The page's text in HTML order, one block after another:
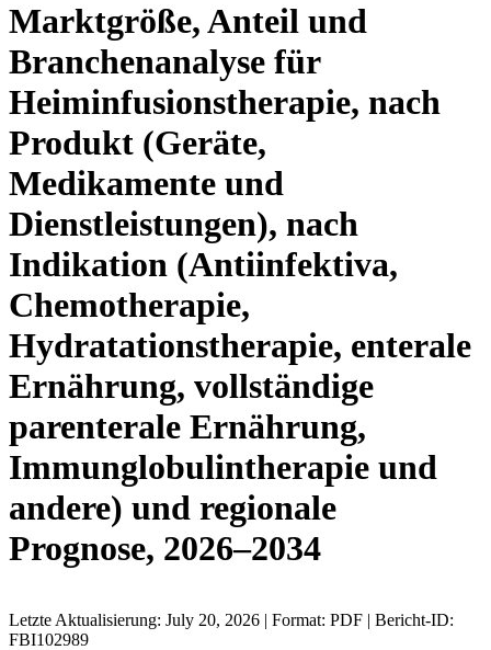
Marktgröße, Anteil und
Branchenanalyse für
Heiminfusionstherapie, nach
Produkt (Geräte,
Medikamente und
Dienstleistungen), nach
Indikation (Antiinfektiva,
Chemotherapie,
Hydratationstherapie, enterale
Ernährung, vollständige
parenterale Ernährung,
Immunglobulintherapie und
andere) und regionale
Prognose, 2026–2034
Letzte Aktualisierung: July 20, 2026 | Format: PDF | Bericht-ID:
FBI102989